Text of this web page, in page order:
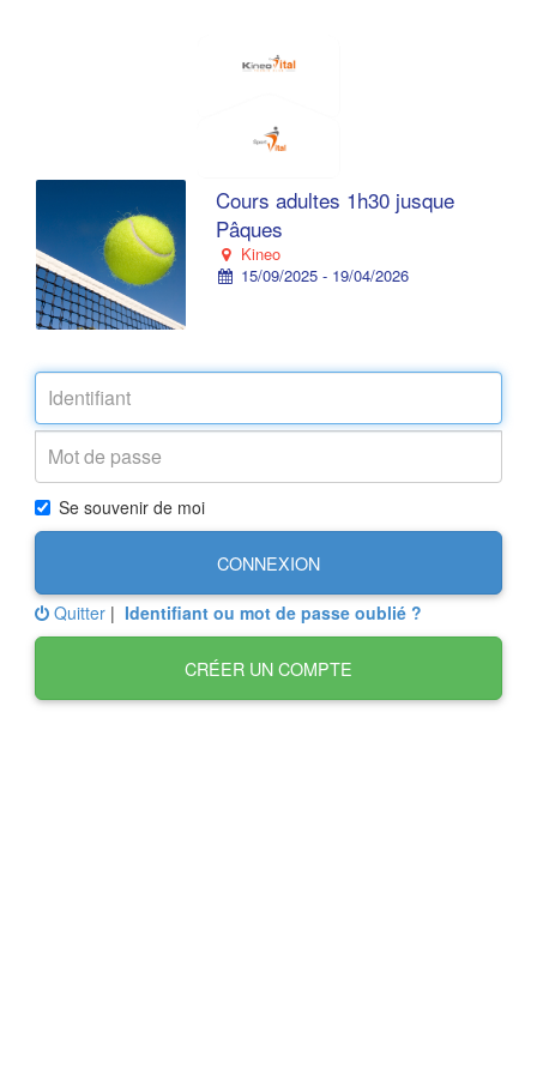
Cours adultes 1h30 jusque
Pâques
Kineo
15/09/2025 - 19/04/2026
Se souvenir de moi
CONNEXION
Quitter | Identifiant ou mot de passe oublié ?
CRÉER UN COMPTE